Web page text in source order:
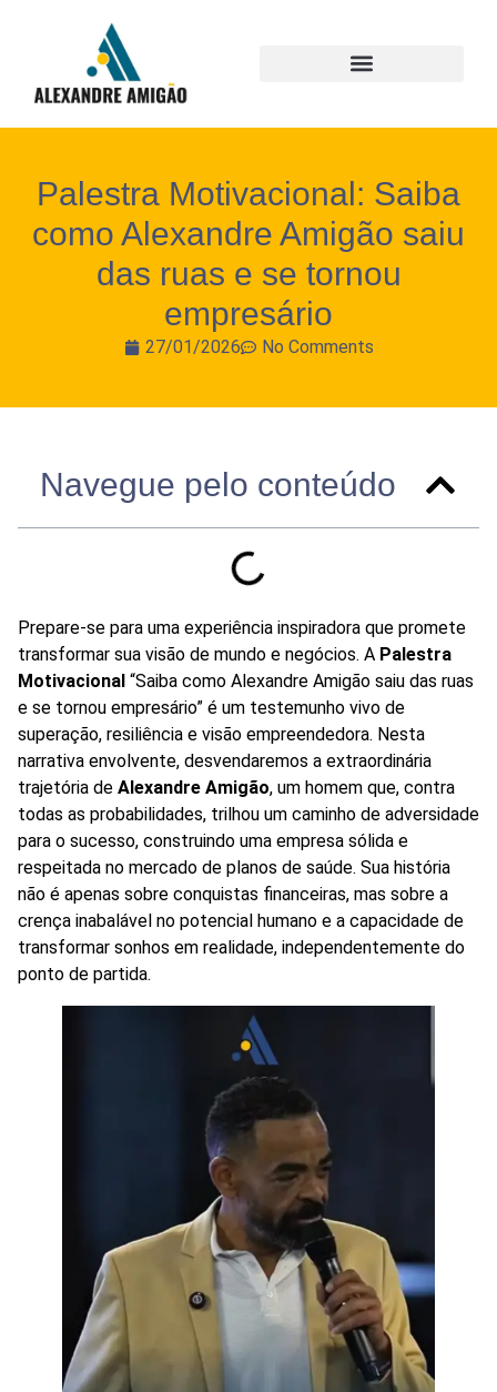
Palestra Motivacional: Saiba
como Alexandre Amigão saiu
das ruas e se tornou
empresário
27/01/2026 No Comments
Navegue pelo conteúdo
Prepare-se para uma experiência inspiradora que promete
transformar sua visão de mundo e negócios. A Palestra
Motivacional “Saiba como Alexandre Amigão saiu das ruas
e se tornou empresário” é um testemunho vivo de
superação, resiliência e visão empreendedora. Nesta
narrativa envolvente, desvendaremos a extraordinária
trajetória de Alexandre Amigão, um homem que, contra
todas as probabilidades, trilhou um caminho de adversidade
para o sucesso, construindo uma empresa sólida e
respeitada no mercado de planos de saúde. Sua história
não é apenas sobre conquistas financeiras, mas sobre a
crença inabalável no potencial humano e a capacidade de
transformar sonhos em realidade, independentemente do
ponto de partida.